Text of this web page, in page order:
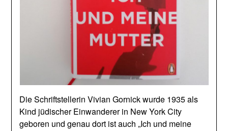
Die Schriftstellerin Vivian Gornick wurde 1935 als
Kind jüdischer Einwanderer in New York City
geboren und genau dort ist auch „Ich und meine